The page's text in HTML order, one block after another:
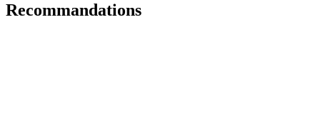
Recommandations